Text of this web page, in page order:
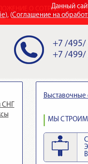
Данный
), (Соглашение на
О СОТРУДНИЧЕСТВЕ
+7 /495/
+7 /499/
СНГ
Выставочные
МЫ СТРОИМ